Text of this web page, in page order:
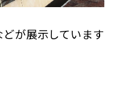
が展示しています